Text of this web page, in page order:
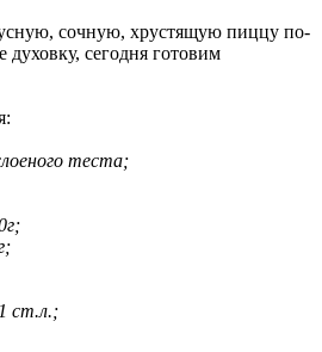
сочную, хрустящую пиццу по-
сегодня готовим
теста;
ст.л.;